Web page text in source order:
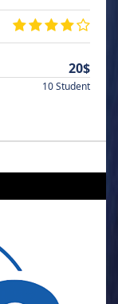
20$
10 Student